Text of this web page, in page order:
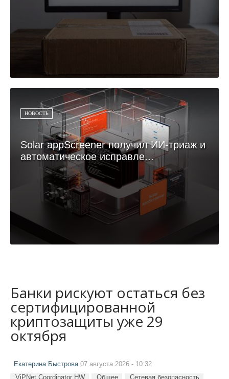
НОВОСТЬ
Solar appScreener получил ИИ-триаж и
автоматическое исправле...
Банки рискуют остаться без
сертифицированной
криптозащиты уже 29
октября
Екатерина Быстрова07 августа 2026 - 10:32
ViPNet Coordinator HW Общее Сетевая безопасность